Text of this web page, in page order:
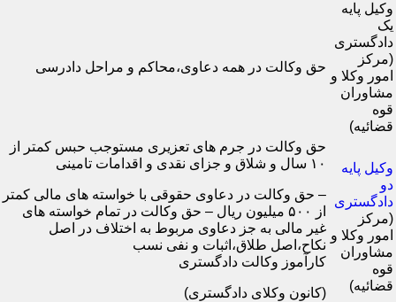
وکیل پایه
یک
دادگستری
(مرکز
امور وکلا و
مشاوران
قوه
قضائیه)
حق وکالت در همه دعاوی،محاکم و مراحل دادرسی
وکیل پایه
دو
دادگستری
(مرکز
امور وکلا و
مشاوران
قوه
قضائیه)
حق وکالت در جرم های تعزیری مستوجب حبس کمتر از
۱۰ سال و شلاق و جزای نقدی و اقدامات تامینی
– حق وکالت در دعاوی حقوقی با خواسته های مالی کمتر
از ۵۰۰ میلیون ریال – حق وکالت در تمام خواسته های
غیر مالی به جز دعاوی مربوط به اختلاف در اصل
نکاح،اصل طلاق،اثبات و نفی نسب
کارآموز وکالت دادگستری
(کانون وکلای دادگستری)